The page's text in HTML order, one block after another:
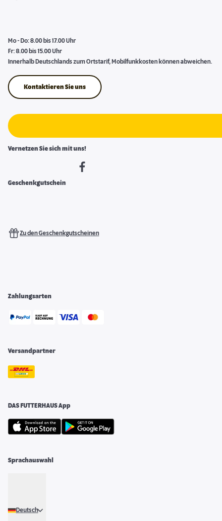
Mo - Do: 8.00 bis 17.00 Uhr
Fr: 8.00 bis 15.00 Uhr
Innerhalb Deutschlands zum Ortstarif, Mobilfunkkosten können abweichen.
Kontaktieren Sie uns
Vernetzen Sie sich mit uns!
Geschenkgutschein
Zu den Geschenkgutscheinen
Zahlungsarten
Versandpartner
DAS FUTTERHAUS App
Sprachauswahl
Deutsch